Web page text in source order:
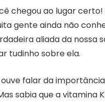
chegou ao lugar certo!
gente ainda não
aliada da nossa
tudinho sobre ela.
falar da
sabia que a vitamina